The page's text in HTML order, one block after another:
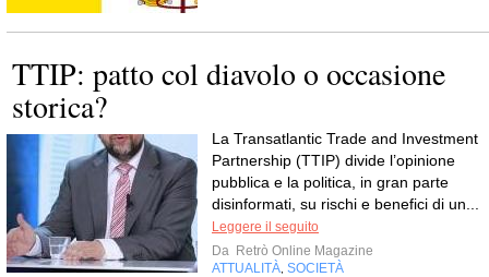
TTIP: patto col diavolo o occasione
storica?
La Transatlantic Trade and Investment
Partnership (TTIP) divide l’opinione
pubblica e la politica, in gran parte
disinformati, su rischi e benefici di un...
Leggere il seguito
Da Retrò Online Magazine
ATTUALITÀ SOCIETÀ